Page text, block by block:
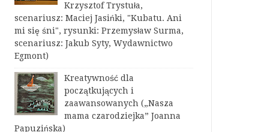
Krzysztof Trystuła,
scenariusz: Maciej Jasińki, "Kubatu. Ani
mi się śni", rysunki: Przemysław Surma,
scenariusz: Jakub Syty, Wydawnictwo
Egmont)
Kreatywność dla
początkujących i
zaawansowanych („Nasza
mama czarodziejka” Joanna
Papuzińska)